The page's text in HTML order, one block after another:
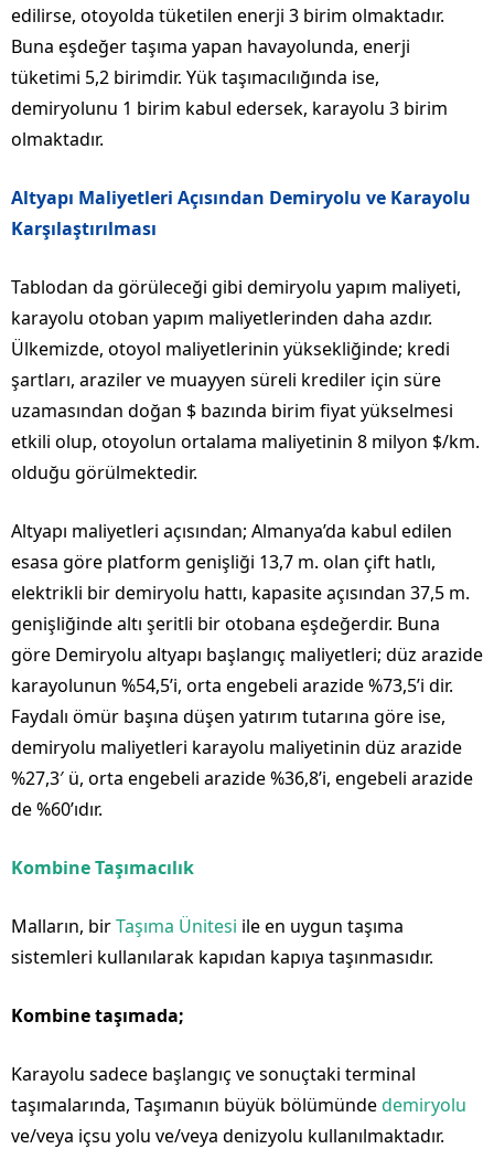
edilirse, otoyolda tüketilen enerji 3 birim olmaktadır.
Buna eşdeğer taşıma yapan havayolunda, enerji
tüketimi 5,2 birimdir. Yük taşımacılığında ise,
demiryolunu 1 birim kabul edersek, karayolu 3 birim
olmaktadır.
Altyapı Maliyetleri Açısından Demiryolu ve Karayolu
Karşılaştırılması
Tablodan da görüleceği gibi demiryolu yapım maliyeti,
karayolu otoban yapım maliyetlerinden daha azdır.
Ülkemizde, otoyol maliyetlerinin yüksekliğinde; kredi
şartları, araziler ve muayyen süreli krediler için süre
uzamasından doğan $ bazında birim fiyat yükselmesi
etkili olup, otoyolun ortalama maliyetinin 8 milyon $/km.
olduğu görülmektedir.
Altyapı maliyetleri açısından; Almanya’da kabul edilen
esasa göre platform genişliği 13,7 m. olan çift hatlı,
elektrikli bir demiryolu hattı, kapasite açısından 37,5 m.
genişliğinde altı şeritli bir otobana eşdeğerdir. Buna
göre Demiryolu altyapı başlangıç maliyetleri; düz arazide
karayolunun %54,5’i, orta engebeli arazide %73,5’i dir.
Faydalı ömür başına düşen yatırım tutarına göre ise,
demiryolu maliyetleri karayolu maliyetinin düz arazide
%27,3′ ü, orta engebeli arazide %36,8’i, engebeli arazide
de %60’ıdır.
Kombine Taşımacılık
Malların, birTaşıma Ünitesi ile en uygun taşıma
sistemleri kullanılarak kapıdan kapıya taşınmasıdır.
Kombine taşımada;
Karayolu sadece başlangıç ve sonuçtaki terminal
taşımalarında, Taşımanın büyük bölümündedemiryolu
ve/veya içsu yolu ve/veya denizyolu kullanılmaktadır.